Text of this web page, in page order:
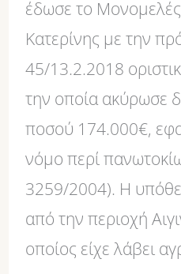
έδωσε το
Κατερίνης με την
45/13.2.2018
την οποία ακύρωσε
ποσού 174.000€,
νόμο περί
3259/2004). Η
από την περιοχή
οποίος είχε λάβει